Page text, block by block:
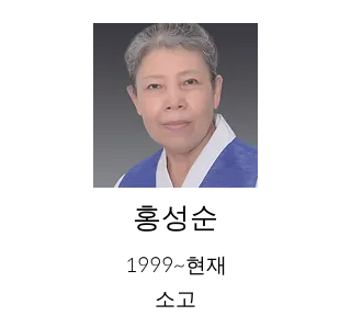
​홍성순
1999~현재
소고